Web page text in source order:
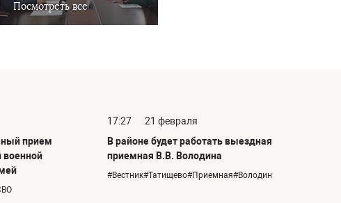
Посмотреть все
прием
военной
17:27
21 февраля
В районе будет работать выездная
приемная В.В. Володина
#Вестник#Татищево#Приемная#Володин